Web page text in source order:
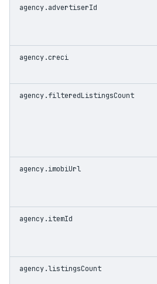
agency.advertiserId
agency.creci
agency.filteredListingsCount
agency.imobiUrl
agency.itemId
agency.listingsCount